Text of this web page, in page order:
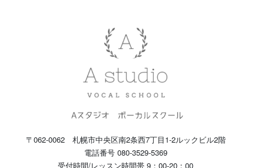
〒062-0062 札幌市中央区南2条西7丁目1-2ルックビル2階
電話番号 080-3529-5369
受付時間/レッスン時間帯 9：00-20：00